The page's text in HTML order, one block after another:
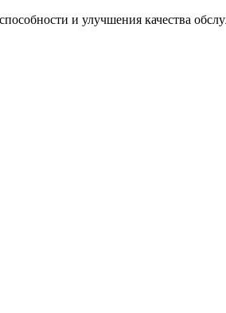
и улучшения качества